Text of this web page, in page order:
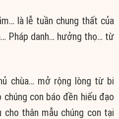
là lễ tuần chung thất của
Pháp danh… hưởng thọ… từ
chùa… mở rộng lòng từ bi
con báo đền hiếu đạo
thân mẫu chúng con tại